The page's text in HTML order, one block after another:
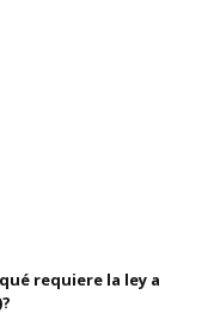
requiere la ley a